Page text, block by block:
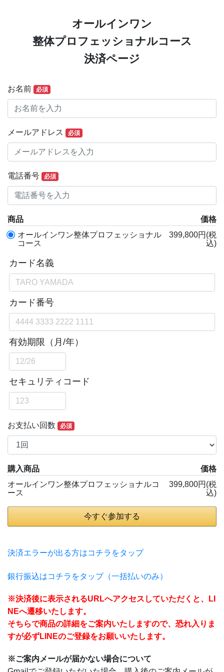
オールインワン
整体プロフェッショナルコース
決済ページ
お名前 必須
メールアドレス 必須
電話番号 必須
商品
価格
オールインワン整体プロフェッショナル
コース
399,800円(税
込)
お支払い回数 必須
購入商品
価格
オールインワン整体プロフェッショナルコ
ース
399,800円(税
込)
今すぐ参加する
決済エラーが出る方はコチラをタップ
銀行振込はコチラをタップ（一括払いのみ）
※決済後に表示されるURLへアクセスしていただくと、LI
NEへ遷移いたします。
そちらで商品の詳細をご案内いたしますので、恐れ入りま
すが必ずLINEのご登録をお願いいたします。
※ご案内メールが届かない場合について